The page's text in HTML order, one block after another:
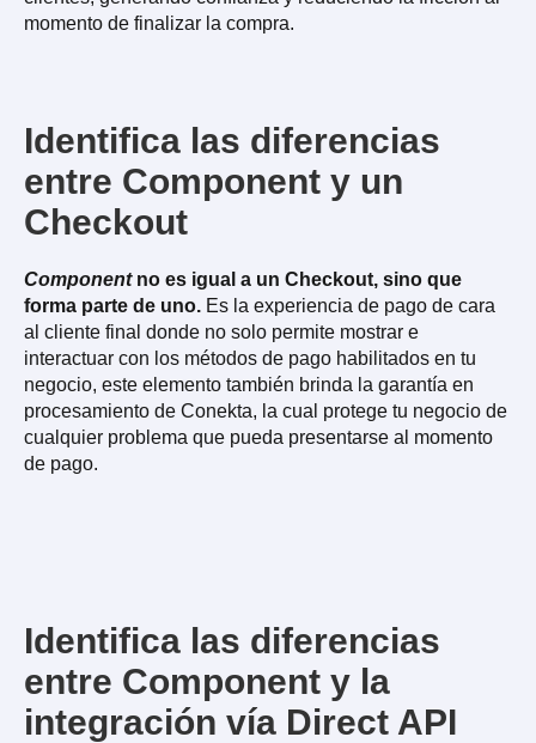
momento de finalizar la compra.
Identifica las diferencias
entre Component y un
Checkout
Componentno es igual a un Checkout, sino que
forma parte de uno. Es la experiencia de pago de cara
al cliente final donde no solo permite mostrar e
interactuar con los métodos de pago habilitados en tu
negocio, este elemento también brinda la garantía en
procesamiento de Conekta, la cual protege tu negocio de
cualquier problema que pueda presentarse al momento
de pago.
Identifica las diferencias
entre Component y la
integración vía Direct API